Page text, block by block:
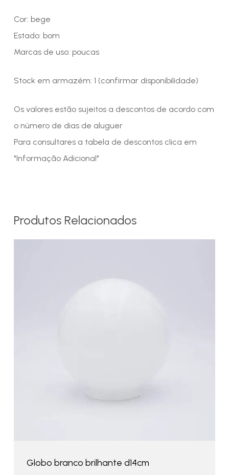
Cor: bege
Estado: bom
Marcas de uso: poucas
Stock em armazém: 1 (confirmar disponibilidade)
Os valores estão sujeitos a descontos de acordo com
o número de dias de aluguer
Para consultares a tabela de descontos clica em
"Informação Adicional"
Produtos Relacionados
Globo branco brilhante d14cm